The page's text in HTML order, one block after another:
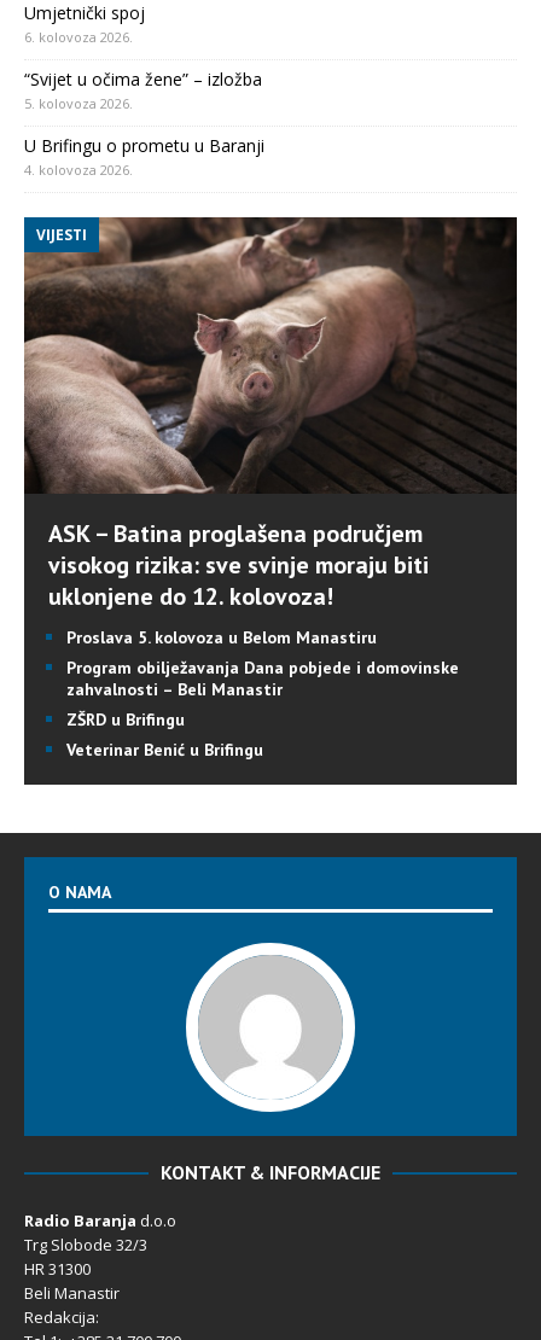
Umjetnički spoj
6. kolovoza 2026.
“Svijet u očima žene” – izložba
5. kolovoza 2026.
U Brifingu o prometu u Baranji
4. kolovoza 2026.
VIJESTI
ASK – Batina proglašena područjem
visokog rizika: sve svinje moraju biti
uklonjene do 12. kolovoza!
Proslava 5. kolovoza u Belom Manastiru
Program obilježavanja Dana pobjede i domovinske
zahvalnosti – Beli Manastir
ZŠRD u Brifingu
Veterinar Benić u Brifingu
O NAMA
KONTAKT & INFORMACIJE
Radio Baranja d.o.o
Trg Slobode 32/3
HR 31300
Beli Manastir
Redakcija: